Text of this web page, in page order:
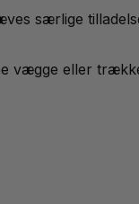
særlige
vægge eller